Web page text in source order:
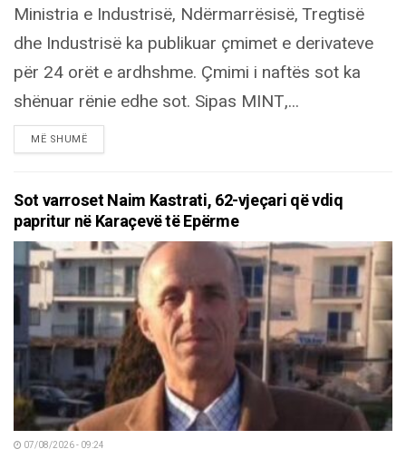
Ministria e Industrisë, Ndërmarrësisë, Tregtisë
dhe Industrisë ka publikuar çmimet e derivateve
për 24 orët e ardhshme. Çmimi i naftës sot ka
shënuar rënie edhe sot. Sipas MINT,...
MË SHUMËDETAILS
Sot varroset Naim Kastrati, 62-vjeçari që vdiq
papritur në Karaçevë të Epërme
07/08/2026 - 09:24